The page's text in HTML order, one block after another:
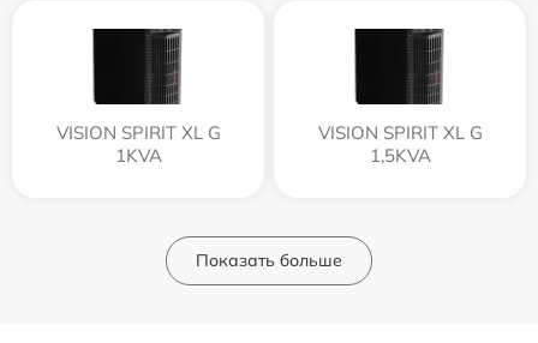
VISION SPIRIT XL G
1KVA
VISION SPIRIT XL G
1,5KVA
Показать больше